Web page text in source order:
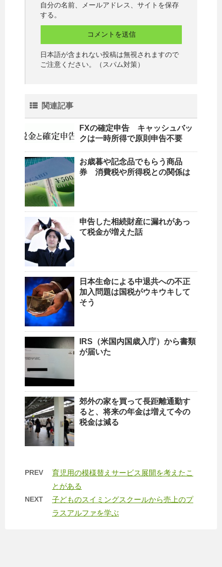
自分の名前、メールアドレス、サイトを保存
する。
日本語が含まれない投稿は無視されますので
ご注意ください。（スパム対策）
関連記事
FXの確定申告 キャッシュバッ
クは一時所得で原則申告不要
お歳暮や記念品でもらう商品
券 消費税や所得税との関係は
申告した相続財産に漏れがあっ
て税金が増えた話
日本生命による中退共への不正
加入問題は国税がウキウキして
そう
IRS（米国内国歳入庁）から書類
が届いた
郊外の家を買って長距離通勤す
ると、将来の年金は増えて今の
税金は減る
PREV
育児用の模様替えサービス展開を考えたこ
とがある
NEXT
子どものスイミングスクールから売上のプ
ラスアルファを学ぶ